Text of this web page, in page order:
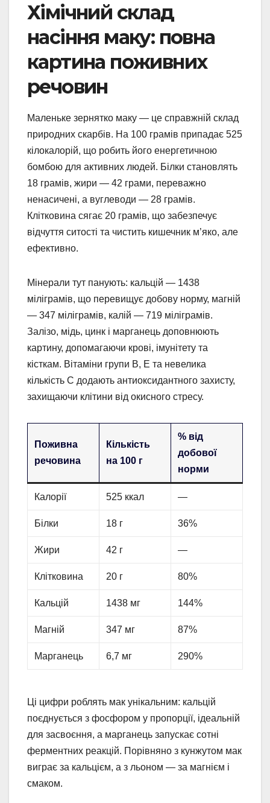
Хімічний склад
насіння маку: повна
картина поживних
речовин
Маленьке зернятко маку — це справжній склад
природних скарбів. На 100 грамів припадає 525
кілокалорій, що робить його енергетичною
бомбою для активних людей. Білки становлять
18 грамів, жири — 42 грами, переважно
ненасичені, а вуглеводи — 28 грамів.
Клітковина сягає 20 грамів, що забезпечує
відчуття ситості та чистить кишечник м’яко, але
ефективно.
Мінерали тут панують: кальцій — 1438
міліграмів, що перевищує добову норму, магній
— 347 міліграмів, калій — 719 міліграмів.
Залізо, мідь, цинк і марганець доповнюють
картину, допомагаючи крові, імунітету та
кісткам. Вітаміни групи В, Е та невелика
кількість С додають антиоксидантного захисту,
захищаючи клітини від окисного стресу.
Поживна
речовина
Кількість
на 100 г
% від
добової
норми
Калорії 525 ккал —
Білки 18 г 36%
Жири 42 г —
Клітковина 20 г 80%
Кальцій 1438 мг 144%
Магній 347 мг 87%
Марганець 6,7 мг 290%
Ці цифри роблять мак унікальним: кальцій
поєднується з фосфором у пропорції, ідеальній
для засвоєння, а марганець запускає сотні
ферментних реакцій. Порівняно з кунжутом мак
виграє за кальцієм, а з льоном — за магнієм і
смаком.